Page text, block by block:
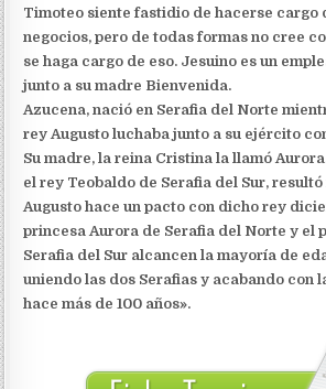
Timoteo siente fastidio de hacerse cargo
negocios, pero de todas formas no cree
se haga cargo de eso. Jesuino es un
junto a su madre Bienvenida.
Azucena, nació en Serafia del Norte
rey Augusto luchaba junto a su ejército
Su madre, la reina Cristina la llamó
el rey Teobaldo de Serafia del Sur,
Augusto hace un pacto con dicho rey
princesa Aurora de Serafia del Norte y el
Serafia del Sur alcancen la mayoría de
uniendo las dos Serafias y acabando con
hace más de 100 años».